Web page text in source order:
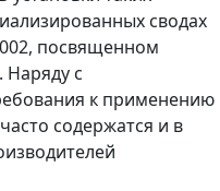
сводах
посвященном
с
к применению
содержатся и в